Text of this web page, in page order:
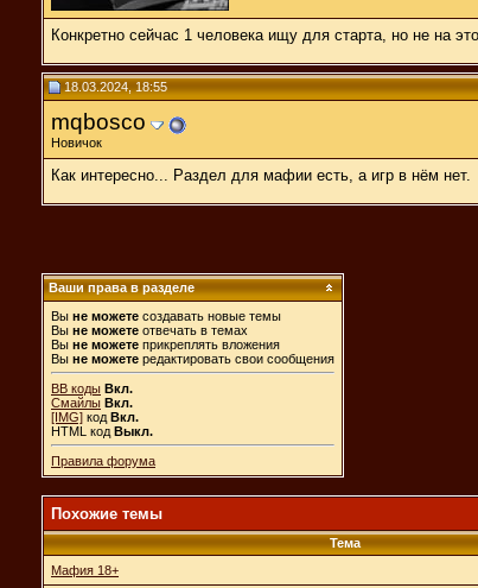
Конкретно сейчас 1 человека ищу для старта, но не на
18.03.2024, 18:55
mqbosco
Новичок
Как интересно... Раздел для мафии есть, а игр в нём нет.
Ваши права в разделе
Вы не можете создавать новые темы
Вы не можете отвечать в темах
Вы не можете прикреплять вложения
Вы не можете редактировать свои сообщения
BB коды Вкл.
Смайлы Вкл.
[IMG] код Вкл.
HTML код Выкл.
Правила форума
Похожие темы
Тема
Мафия 18+